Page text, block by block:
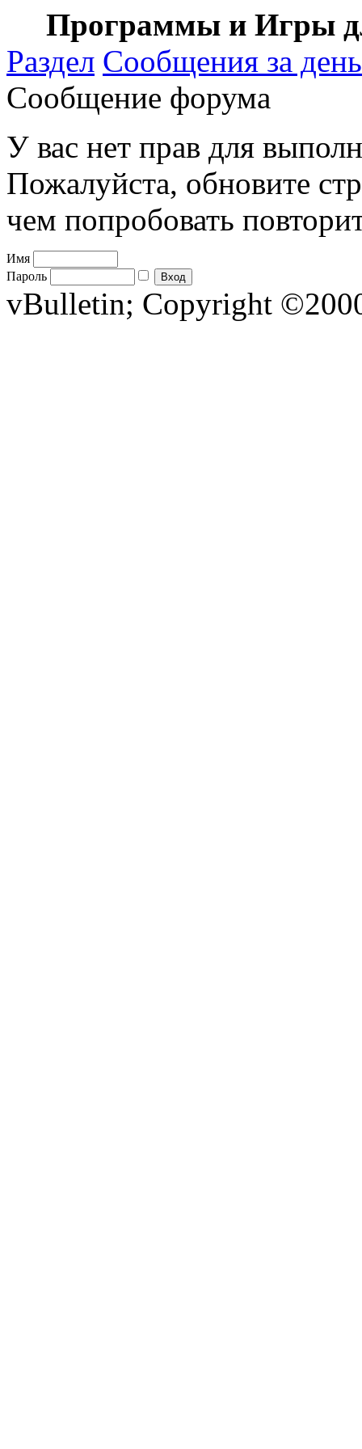
Программы и Игры
Раздел Сообщения за день
Сообщение форума
У вас нет прав для
Пожалуйста, обновите
чем попробовать
Имя
Пароль
vBulletin; Copyright